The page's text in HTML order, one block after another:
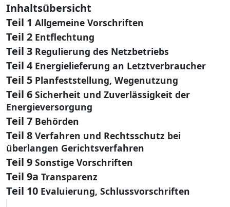
Inhaltsübersicht
Teil 1 Allgemeine Vorschriften
Teil 2 Entflechtung
Teil 3 Regulierung des Netzbetriebs
Teil 4 Energielieferung an Letztverbraucher
Teil 5 Planfeststellung, Wegenutzung
Teil 6 Sicherheit und Zuverlässigkeit der
Energieversorgung
Teil 7 Behörden
Teil 8 Verfahren und Rechtsschutz bei
überlangen Gerichtsverfahren
Teil 9 Sonstige Vorschriften
Teil 9a Transparenz
Teil 10 Evaluierung, Schlussvorschriften